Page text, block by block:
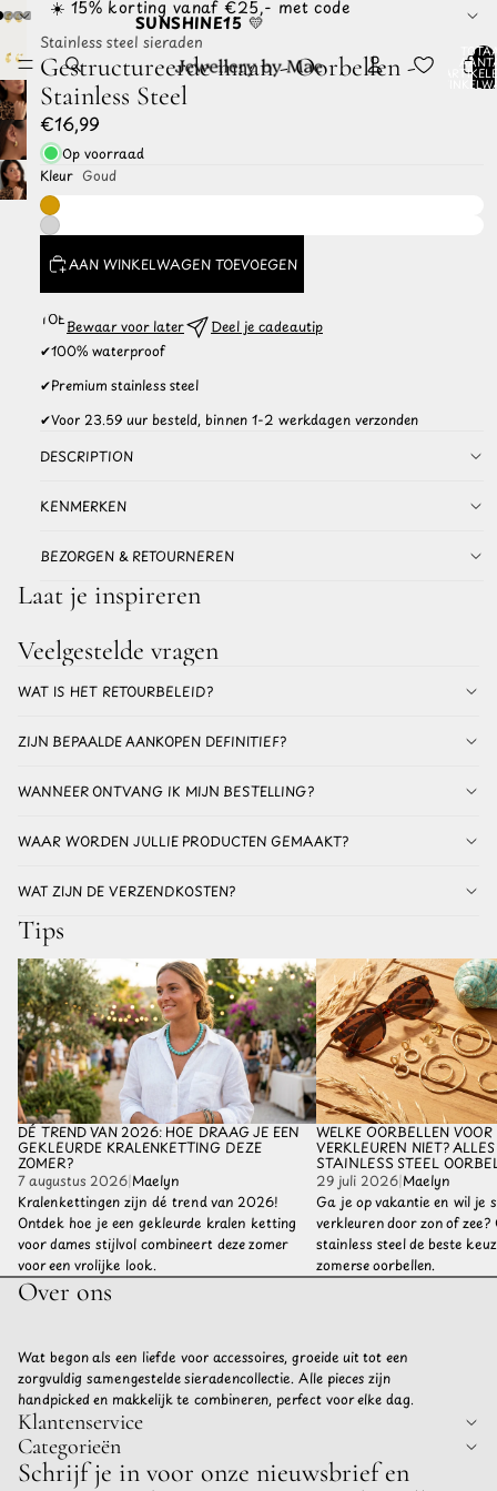
☀️ 15% korting vanaf €25,- met code
SUNSHINE15 💛
0
Stainless steel sieraden
Gestructureerde maan - Oorbellen -
Stainless Steel
€16,99
Op voorraad
Kleur Goud
AAN WINKELWAGEN TOEVOEGEN
TOEVOEGEN
AAN
WISHLIST
Bewaar voor later
Deel je cadeautip
✔100% waterproof
✔Premium stainless steel
✔Voor 23.59 uur besteld, binnen 1-2 werkdagen verzonden
DESCRIPTION
KENMERKEN
BEZORGEN & RETOURNEREN
Laat je inspireren
Veelgestelde vragen
WAT IS HET RETOURBELEID?
ZIJN BEPAALDE AANKOPEN DEFINITIEF?
WANNEER ONTVANG IK MIJN BESTELLING?
WAAR WORDEN JULLIE PRODUCTEN GEMAAKT?
WAT ZIJN DE VERZENDKOSTEN?
Tips
Dé trend van 2026: Hoe draag je een
gekleurde kralenketting deze zomer?
DÉ TREND VAN 2026: HOE DRAAG JE EEN
GEKLEURDE KRALENKETTING DEZE
ZOMER?
7 augustus 2026|Maelyn
Kralenkettingen zijn dé trend van 2026!
Ontdek hoe je een gekleurde kralen ketting
voor dames stijlvol combineert deze zomer
voor een vrolijke look.
Welke oorbellen voor de
niet? Alles over stainless
WELKE OORBELLEN VOOR
VERKLEUREN NIET?
STAINLESS STEEL
29 juli 2026|Maelyn
Ga je op vakantie en wil je
verkleuren door zon of
stainless steel de beste
zomerse oorbellen.
Over ons
Wat begon als een liefde voor accessoires, groeide uit tot een
zorgvuldig samengestelde sieradencollectie. Alle pieces zijn
handpicked en makkelijk te combineren, perfect voor elke dag.
Klantenservice
Categorieën
Schrijf je in voor onze nieuwsbrief en
Privacybeleid
Terugbetalingsbeleid